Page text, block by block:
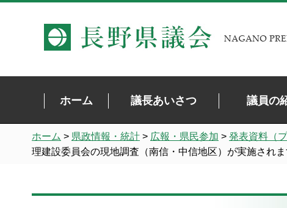
長野県議会 NAGANO PREFECTURAL ASSEMBLY
ホーム 議長あいさつ 議員の
ホーム > 県政情報・統計 > 広報・県民参加 > 発表資料（
理建設委員会の現地調査（南信・中信地区）が実施されま